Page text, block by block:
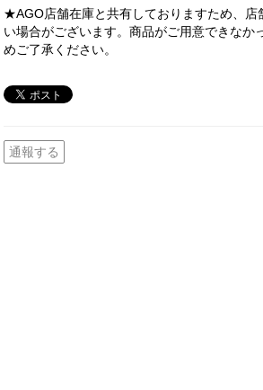
★AGO店舗在庫と共有しておりますため、店
い場合がございます。商品がご用意できなか
めご了承ください。
通報する